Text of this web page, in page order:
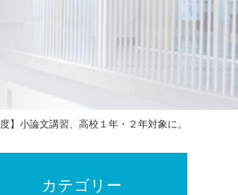
】小論文講習、高校１年・２年対象に。
カテゴリー